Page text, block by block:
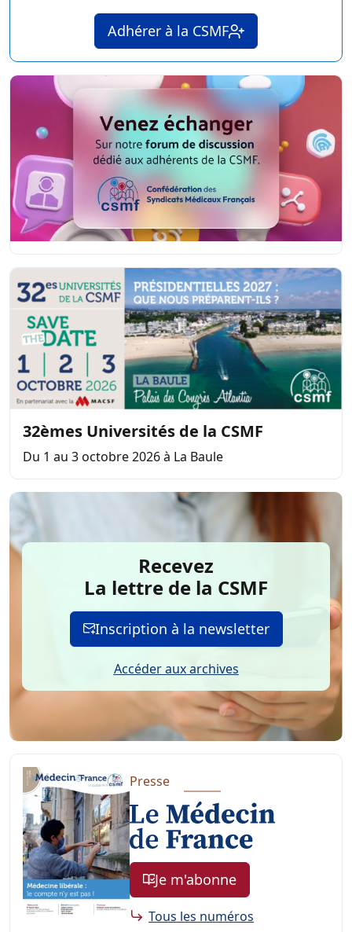
Adhérer à la CSMF
32èmes Universités de la CSMF
Du 1 au 3 octobre 2026 à La Baule
Recevez
La lettre de la CSMF
Inscription à la newsletter
Accéder aux archives
Presse
Je m'abonne
Tous les numéros